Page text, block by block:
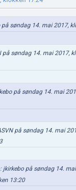
søndag 14. mai 2017,
på søndag 14. mai 2017,
på søndag 14. mai
på søndag 14. mai
jkirkebo på søndag 14. mai
13:20